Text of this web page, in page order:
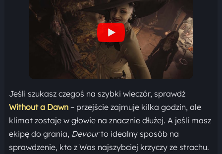
Jeśli szukasz czegoś na szybki wieczór, sprawdź
Without a Dawn– przejście zajmuje kilka godzin, ale
klimat zostaje w głowie na znacznie dłużej. A jeśli masz
ekipę do grania, Devourto idealny sposób na
sprawdzenie, kto z Was najszybciej krzyczy ze strachu.